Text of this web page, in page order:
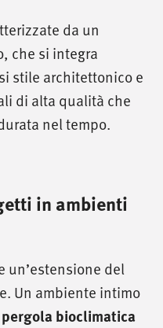
da un
che si integra
stile architettonico e
di alta qualità che
nel tempo.
in ambienti
un’estensione del
Un ambiente intimo
pergola bioclimatica